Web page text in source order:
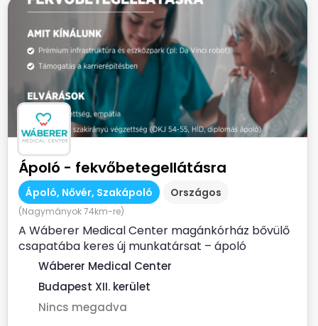
Ápoló - fekvőbetegellátásra
Ápoló, Nővér, Szakápoló Országos
(Nagymányok 74km-re)
A Wáberer Medical Center magánkórház bővülő
csapatába keres új munkatársat – ápoló
munkakörbe fekvőbeteg...
Wáberer Medical Center
Budapest XII. kerület
Nincs megadva